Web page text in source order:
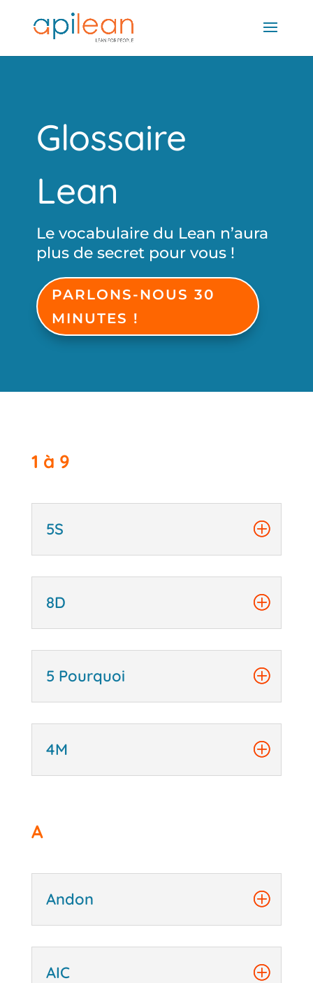
Glossaire
Lean
Le vocabulaire du Lean n’aura
plus de secret pour vous !
PARLONS-NOUS 30
MINUTES !
1 à 9
5S
8D
5 Pourquoi
4M
A
Andon
AIC